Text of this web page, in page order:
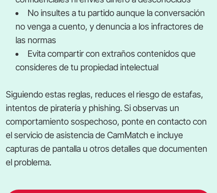
No insultes a tu partido aunque la conversación
no venga a cuento, y denuncia a los infractores de
las normas
Evita compartir con extraños contenidos que
consideres de tu propiedad intelectual
Siguiendo estas reglas, reduces el riesgo de estafas,
intentos de piratería y phishing. Si observas un
comportamiento sospechoso, ponte en contacto con
el servicio de asistencia de CamMatch e incluye
capturas de pantalla u otros detalles que documenten
el problema.